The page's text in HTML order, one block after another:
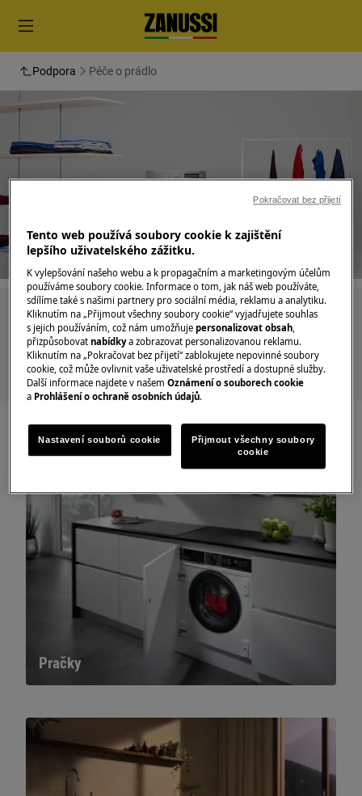
Podpora Péče o prádlo
Podpora pro Péče o prádlo
Hledejte v našich podporných článcích
Pračky
Tento web používá soubory cookie k zajištění
lepšího uživatelského zážitku.
K vylepšování našeho webu a k propagačním a marketingovým účelům
používáme soubory cookie. Informace o tom, jak náš web používáte,
sdílíme také s našimi partnery pro sociální média, reklamu a analytiku.
Kliknutím na „Přijmout všechny soubory cookie“ vyjadřujete souhlas
s jejich používáním, což nám umožňujepersonalizovat obsah,
přizpůsobovatnabídkya zobrazovat personalizovanou reklamu.
Kliknutím na „Pokračovat bez přijetí“ zablokujete nepovinné soubory
cookie, což může ovlivnit vaše uživatelské prostředí a dostupné služby.
Další informace najdete v našemOznámení o souborech cookie
a Prohlášení o ochraně osobních údajů.
Nastavení souborů cookie
Přijmout všechny soubory
cookie
Pokračovat bez přijetí